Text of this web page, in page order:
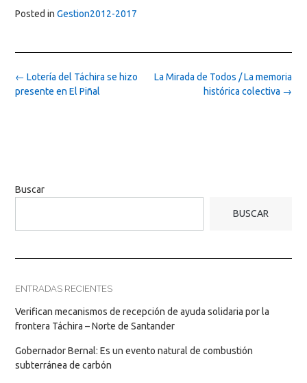
Posted in Gestion2012-2017
Post
navigation
La Mirada de Todos / La memoria
histórica colectiva →
← Lotería del Táchira se hizo
presente en El Piñal
Buscar
BUSCAR
ENTRADAS RECIENTES
Verifican mecanismos de recepción de ayuda solidaria por la
frontera Táchira – Norte de Santander
Gobernador Bernal: Es un evento natural de combustión
subterránea de carbón